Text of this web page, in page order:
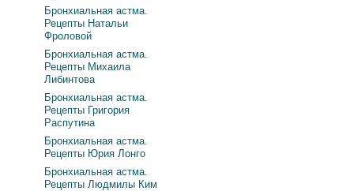
Бронхиальная астма.
Рецепты Натальи
Фроловой
Бронхиальная астма.
Рецепты Михаила
Либинтова
Бронхиальная астма.
Рецепты Григория
Распутина
Бронхиальная астма.
Рецепты Юрия Лонго
Бронхиальная астма.
Рецепты Людмилы Ким